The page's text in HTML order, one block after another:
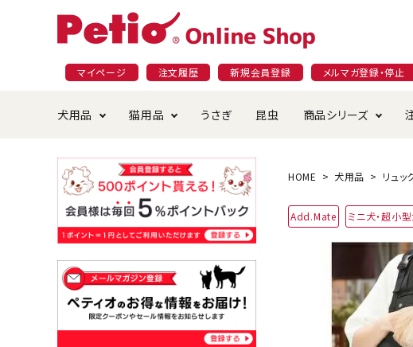
マイページ 注文履歴 新規会員登録 メルマガ登録・停止
犬用品
ドッグフード おやつ
ペットシーツ ベッド・ハウス
おもちゃ 食器・給水器
首輪・ハーネス・リード しつけ用品
猫用品
ごはん・おやつ お手入れ・ケ
ベッド・ハウス・マット サークル・ケ
食器・給水器 防虫用品
替え・交換パーツ
うさぎ 昆虫 商品シリーズ
プラクト 素材そのまま
夜のお散歩特集 無添加特集
国産フード&おやつ特集 穀物不使用のグレイ
じゃらして遊ぶ 引っ張って遊ぶ
ショッピングガイド 会員特典につ
返品・交換について オンラインシ
HOME 犬用品 リュッ
Add.Mate ミニ犬・超小